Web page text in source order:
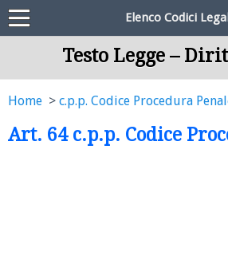
Elenco Codici
Testo Legge –
Home c.p.p. Codice Procedura
Art. 64 c.p.p. Codice